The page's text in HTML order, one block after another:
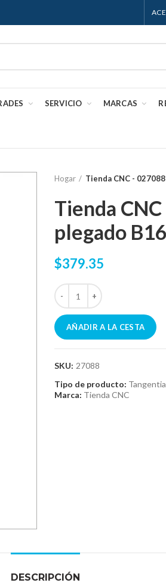
SERVICIO MARCAS
Hogar Tienda CNC -
Tienda
plegado
$379.35
AÑADIR A LA CESTA
SKU: 27088
Tipo de producto:
Marca: Tienda CNC
DESCRIPCIÓN